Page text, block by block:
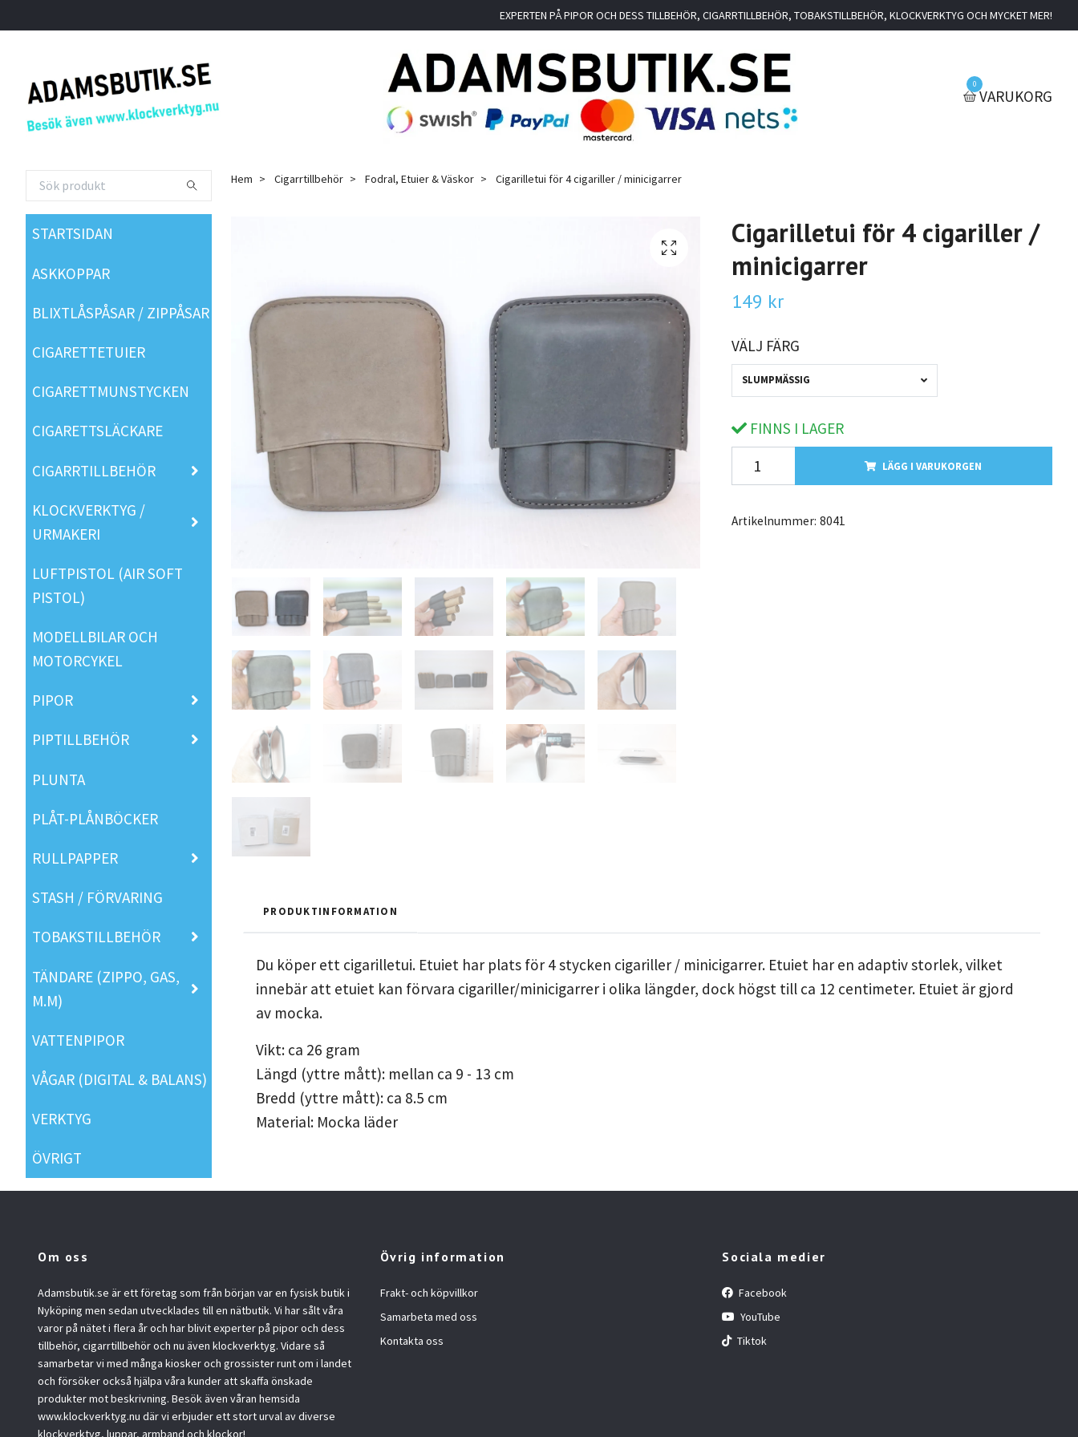
EXPERTEN PÅ PIPOR OCH DESS TILLBEHÖR, CIGARRTILLBEHÖR, TOBAKSTILLBEHÖR, KLOCKVERKTYG OCH MYCKET MER!
0
VARUKORG
STARTSIDAN
ASKKOPPAR
BLIXTLÅSPÅSAR / ZIPPÅSAR
CIGARETTETUIER
CIGARETTMUNSTYCKEN
CIGARETTSLÄCKARE
CIGARRTILLBEHÖR
KLOCKVERKTYG /
URMAKERI
LUFTPISTOL (AIR SOFT
PISTOL)
MODELLBILAR OCH
MOTORCYKEL
PIPOR
PIPTILLBEHÖR
PLUNTA
PLÅT-PLÅNBÖCKER
RULLPAPPER
STASH / FÖRVARING
TOBAKSTILLBEHÖR
TÄNDARE (ZIPPO, GAS,
M.M)
VATTENPIPOR
VÅGAR (DIGITAL & BALANS)
VERKTYG
ÖVRIGT
Hem Cigarrtillbehör Fodral, Etuier & Väskor Cigarilletui för 4 cigariller / minicigarrer
Cigarilletui för 4 cigariller /
minicigarrer
149 kr
VÄLJ FÄRG
SLUMPMÄSSIG
FINNS I LAGER
LÄGG I VARUKORGEN
Artikelnummer: 8041
PRODUKTINFORMATION
Du köper ett cigarilletui. Etuiet har plats för 4 stycken cigariller / minicigarrer. Etuiet har en adaptiv storlek, vilket
innebär att etuiet kan förvara cigariller/minicigarrer i olika längder, dock högst till ca 12 centimeter. Etuiet är gjord
av mocka.
Vikt: ca 26 gram
Längd (yttre mått): mellan ca 9 - 13 cm
Bredd (yttre mått): ca 8.5 cm
Material: Mocka läder
Om oss
Adamsbutik.se är ett företag som från början var en fysisk butik i
Nyköping men sedan utvecklades till en nätbutik. Vi har sålt våra
varor på nätet i flera år och har blivit experter på pipor och dess
tillbehör, cigarrtillbehör och nu även klockverktyg. Vidare så
samarbetar vi med många kiosker och grossister runt om i landet
och försöker också hjälpa våra kunder att skaffa önskade
produkter mot beskrivning. Besök även våran hemsida
www.klockverktyg.nu där vi erbjuder ett stort urval av diverse
klockverktyg, luppar, armband och klockor!
Övrig information
Frakt- och köpvillkor
Samarbeta med oss
Kontakta oss
Sociala medier
Facebook
YouTube
Tiktok